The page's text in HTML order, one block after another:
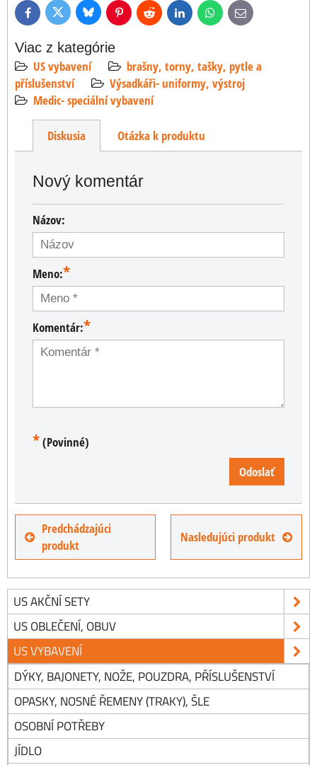
FacebookTwitter BlueskyPinterestReddit LinkedInWhatsApp
E-
mail
Viac z kategórie
US vybavení
brašny, torny, tašky, pytle a
příslušenství
Výsadkáři- uniformy, výstroj
Medic- speciální vybavení
Diskusia Otázka k produktu
Nový komentár
Názov:
Meno:*
Komentár:*
*(Povinné)
Odoslať
Predchádzajúci
produkt
Nasledujúci produkt
US AKČNÍ SETY
US OBLEČENÍ, OBUV
US VYBAVENÍ
DÝKY, BAJONETY, NOŽE, POUZDRA, PŘÍSLUŠENSTVÍ
OPASKY, NOSNÉ ŘEMENY (TRAKY), ŠLE
OSOBNÍ POTŘEBY
JÍDLO